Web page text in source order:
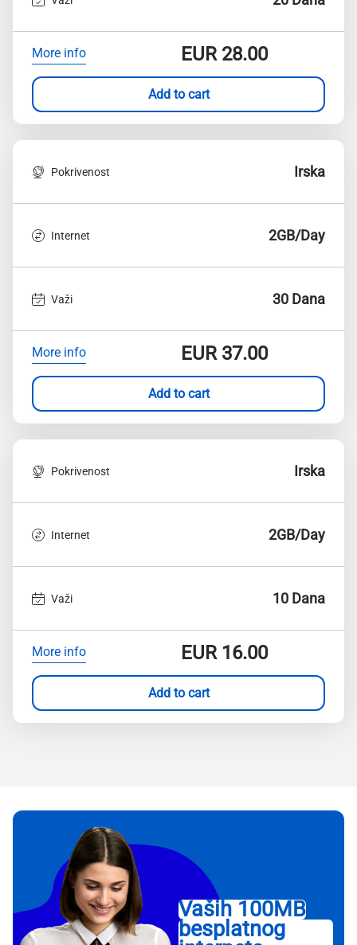
More info EUR28.00
Add to cart
Pokrivenost Irska
Internet 2GB/Day
Važi 30 Dana
More info EUR37.00
Add to cart
Pokrivenost Irska
Internet 2GB/Day
Važi 10 Dana
More info EUR16.00
Add to cart
Vaših 100MB
besplatnog